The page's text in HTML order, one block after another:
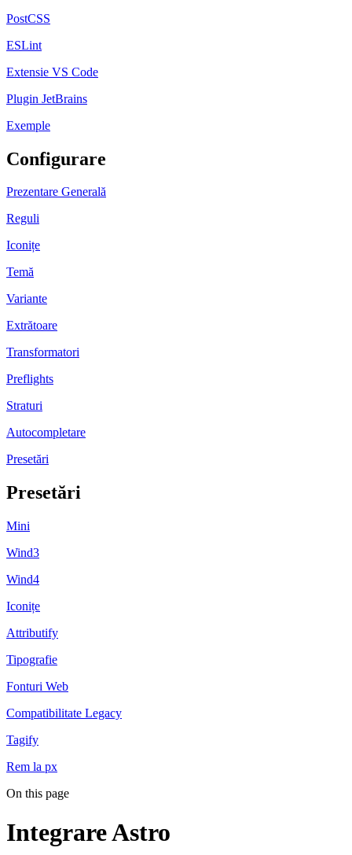
PostCSS
ESLint
Extensie VS Code
Plugin JetBrains
Exemple
Configurare
Prezentare Generală
Reguli
Iconițe
Temă
Variante
Extrătoare
Transformatori
Preflights
Straturi
Autocompletare
Presetări
Presetări
Mini
Wind3
Wind4
Iconițe
Attributify
Tipografie
Fonturi Web
Compatibilitate Legacy
Tagify
Rem la px
On this page
Integrare Astro